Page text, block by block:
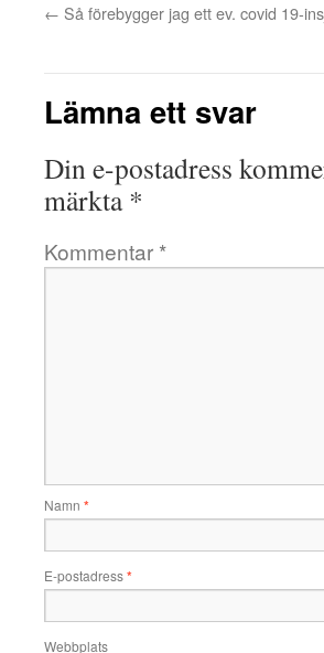
← Så förebygger jag ett ev. covid 19-
Lämna ett svar
Din e-postadress
märkta *
Kommentar *
Namn *
E-postadress*
Webbplats